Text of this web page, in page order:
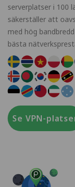
serverplatser i 100
säkerställer att
med hög
bästa
Se VPN-